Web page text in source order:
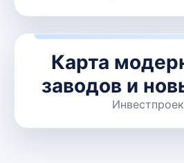
Карта
заводов и